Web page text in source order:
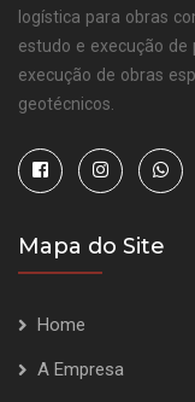
logística para obras
estudo e execução
execução de obras
geotécnicos.
Mapa do Site
Home
A Empresa